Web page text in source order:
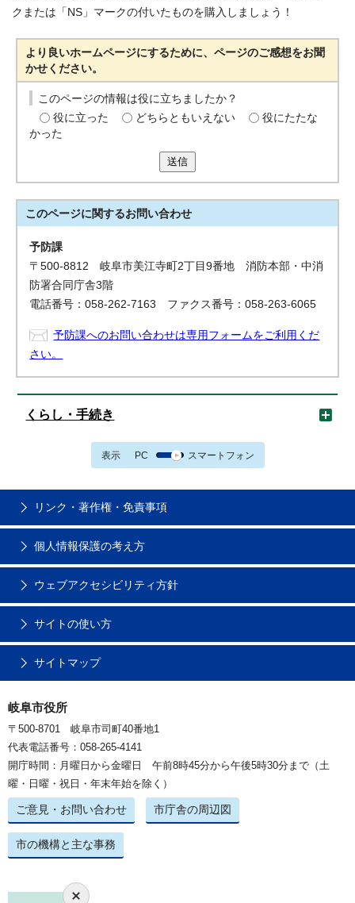
クまたは「NS」マークの付いたものを購入しましょう！
より良いホームページにするために、ページのご感想をお聞
かせください。
このページの情報は役に立ちましたか？
役に立った
どちらともいえない
役にたたな
かった
送信
このページに関するお問い合わせ
予防課
〒500-8812 岐阜市美江寺町2丁目9番地 消防本部・中消
防署合同庁舎3階
電話番号：058-262-7163 ファクス番号：058-263-6065
予防課へのお問い合わせは専用フォームをご利用くだ
さい。
くらし・手続き
表示 PC スマートフォン
リンク・著作権・免責事項
個人情報保護の考え方
ウェブアクセシビリティ方針
サイトの使い方
サイトマップ
岐阜市役所
〒500-8701 岐阜市司町40番地1
代表電話番号：058-265-4141
開庁時間：月曜日から金曜日 午前8時45分から午後5時30分まで（土
曜・日曜・祝日・年末年始を除く）
ご意見・お問い合わせ 市庁舎の周辺図
市の機構と主な事務